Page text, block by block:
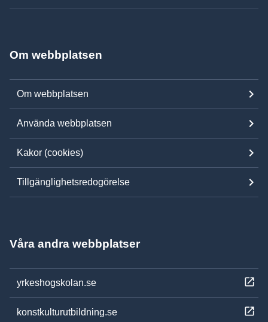
Om webbplatsen
Om webbplatsen
Använda webbplatsen
Kakor (cookies)
Tillgänglighetsredogörelse
Våra andra webbplatser
yrkeshogskolan.se
konstkulturutbildning.se